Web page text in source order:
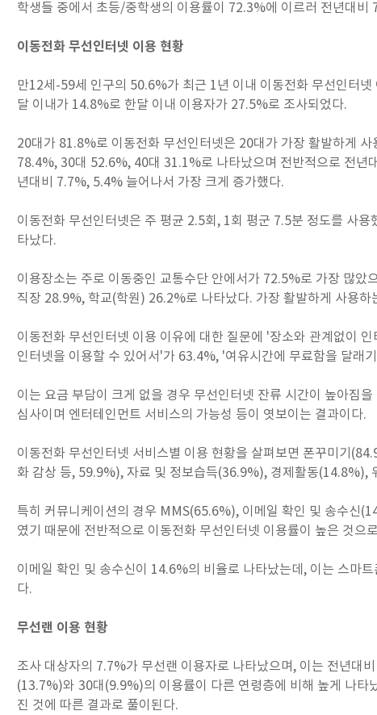
학생들 중에서 초등/중학생의 이용률이 72.3%에 이르러 전년대비
이동전화 무선인터넷 이용 현황
만12세-59세 인구의 50.6%가 최근 1년 이내 이동전화 무선인터
달 이내가 14.8%로 한달 이내 이용자가 27.5%로 조사되었다.
20대가 81.8%로 이동전화 무선인터넷은 20대가 가장 활발하게
78.4%, 30대 52.6%, 40대 31.1%로 나타났으며 전반적으로 전년
년대비 7.7%, 5.4% 늘어나서 가장 크게 증가했다.
이동전화 무선인터넷은 주 평균 2.5회, 1회 평군 7.5분 정도를 사
타났다.
이용장소는 주로 이동중인 교통수단 안에서가 72.5%로 가장 많
직장 28.9%, 학교(학원) 26.2%로 나타났다. 가장 활발하게 사용
이동전화 무선인터넷 이용 이유에 대한 질문에 '장소와 관계없이
인터넷을 이용할 수 있어서'가 63.4%, '여유시간에 무료함을 달래
이는 요금 부담이 크게 없을 경우 무선인터넷 잔류 시간이 높아짐
심사이며 엔터테인먼트 서비스의 가능성 등이 엿보이는 결과이다.
이동전화 무선인터넷 서비스별 이용 현황을 살펴보면 폰꾸미기
화 감상 등, 59.9%), 자료 및 정보습득(36.9%), 경제활동(14.8%),
특히 커뮤니케이션의 경우 MMS(65.6%), 이메일 확인 및 송수신
였기 때문에 전반적으로 이동전화 무선인터넷 이용률이 높은 것으
이메일 확인 및 송수신이 14.6%의 비율로 나타났는데, 이는 스마
다.
무선랜 이용 현황
조사 대상자의 7.7%가 무선랜 이용자로 나타났으며, 이는 전년대
(13.7%)와 30대(9.9%)의 이용률이 다른 연령층에 비해 높게 나타
진 것에 따른 결과로 풀이된다.